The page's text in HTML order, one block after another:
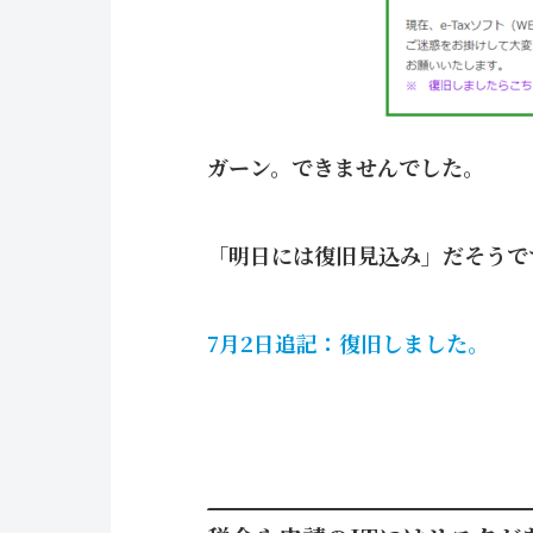
ガーン。できませんでした。
「明日には復旧見込み」だそう
7月2日追記：復旧しました。